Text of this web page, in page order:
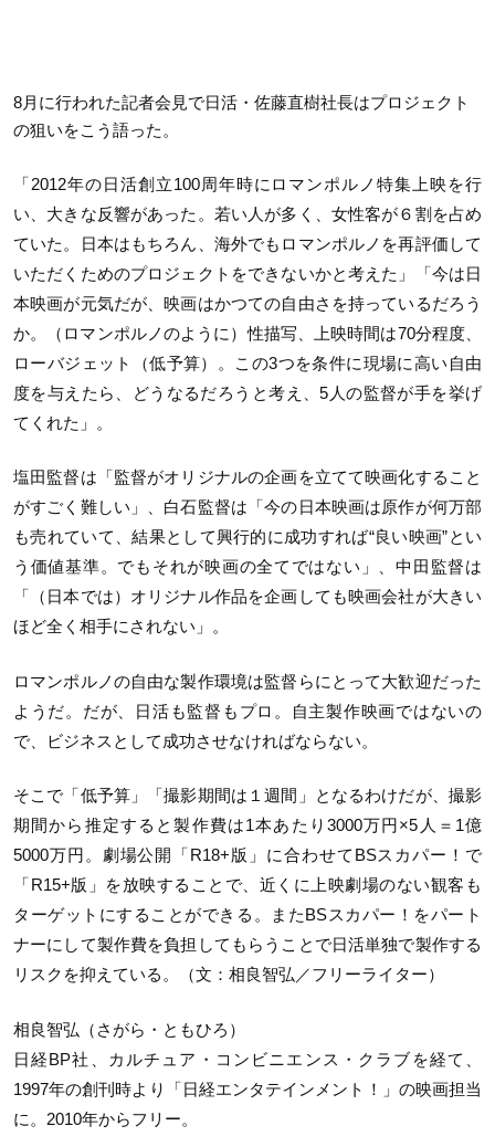
8月に行われた記者会見で日活・佐藤直樹社長はプロジェクト
の狙いをこう語った。
「2012年の日活創立100周年時にロマンポルノ特集上映を行
い、大きな反響があった。若い人が多く、女性客が６割を占め
ていた。日本はもちろん、海外でもロマンポルノを再評価して
いただくためのプロジェクトをできないかと考えた」「今は日
本映画が元気だが、映画はかつての自由さを持っているだろう
か。（ロマンポルノのように）性描写、上映時間は70分程度、
ローバジェット（低予算）。この3つを条件に現場に高い自由
度を与えたら、どうなるだろうと考え、5人の監督が手を挙げ
てくれた」。
塩田監督は「監督がオリジナルの企画を立てて映画化すること
がすごく難しい」、白石監督は「今の日本映画は原作が何万部
も売れていて、結果として興行的に成功すれば“良い映画”とい
う価値基準。でもそれが映画の全てではない」、中田監督は
「（日本では）オリジナル作品を企画しても映画会社が大きい
ほど全く相手にされない」。
ロマンポルノの自由な製作環境は監督らにとって大歓迎だった
ようだ。だが、日活も監督もプロ。自主製作映画ではないの
で、ビジネスとして成功させなければならない。
そこで「低予算」「撮影期間は１週間」となるわけだが、撮影
期間から推定すると製作費は1本あたり3000万円×5人＝1億
5000万円。劇場公開「R18+版」に合わせてBSスカパー！で
「R15+版」を放映することで、近くに上映劇場のない観客も
ターゲットにすることができる。またBSスカパー！をパート
ナーにして製作費を負担してもらうことで日活単独で製作する
リスクを抑えている。（文：相良智弘／フリーライター）
相良智弘（さがら・ともひろ）
日経BP社、カルチュア・コンビニエンス・クラブを経て、
1997年の創刊時より「日経エンタテインメント！」の映画担当
に。2010年からフリー。